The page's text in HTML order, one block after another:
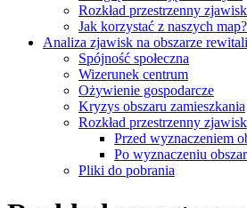
Rozkład przestrzenny zjawisk
Jak korzystać z naszych map?
Analiza zjawisk na obszarze
Spójność społeczna
Wizerunek centrum
Ożywienie gospodarcze
Kryzys obszaru zamieszkania
Rozkład przestrzenny zjawisk
Przed wyznaczeniem
Po wyznaczeniu
Pliki do pobrania